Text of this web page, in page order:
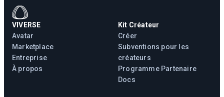
VIVERSE
Avatar
Marketplace
Entreprise
À propos
Kit Créateur
Créer
Subventions pour les
créateurs
Programme Partenaire
Docs